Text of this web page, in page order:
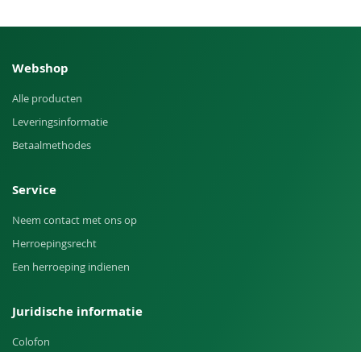
Webshop
Alle producten
Leveringsinformatie
Betaalmethodes
Service
Neem contact met ons op
Herroepingsrecht
Een herroeping indienen
Juridische informatie
Colofon